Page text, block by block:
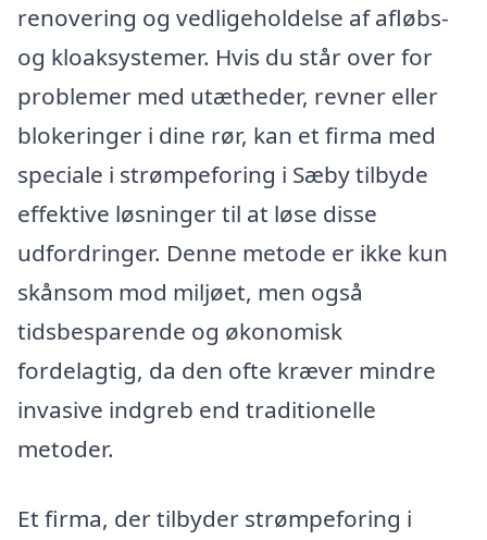
renovering og vedligeholdelse af afløbs-
og kloaksystemer. Hvis du står over for
problemer med utætheder, revner eller
blokeringer i dine rør, kan et firma med
speciale i strømpeforing i Sæby tilbyde
effektive løsninger til at løse disse
udfordringer. Denne metode er ikke kun
skånsom mod miljøet, men også
tidsbesparende og økonomisk
fordelagtig, da den ofte kræver mindre
invasive indgreb end traditionelle
metoder.
Et firma, der tilbyder strømpeforing i